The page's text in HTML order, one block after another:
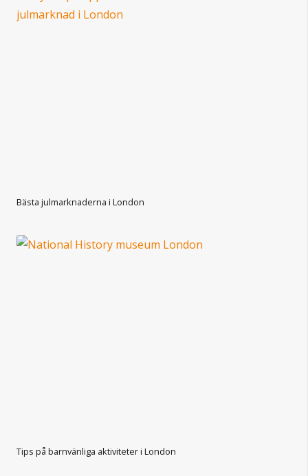
Bästa julmarknaderna i London
Tips på barnvänliga aktiviteter i London